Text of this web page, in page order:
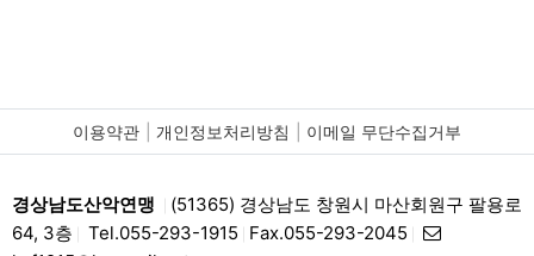
이용약관 개인정보처리방침 이메일 무단수집거부
경상남도산악연맹
(51365) 경상남도 창원시 마산회원구 팔용로
64, 3층
Tel.055-293-1915 Fax.055-293-2045